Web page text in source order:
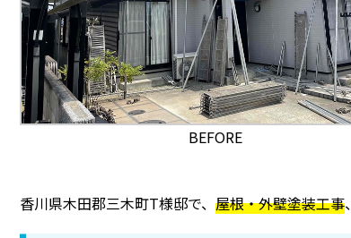
BEFORE
香川県木田郡三木町T様邸で、 屋根・外壁塗装工事、